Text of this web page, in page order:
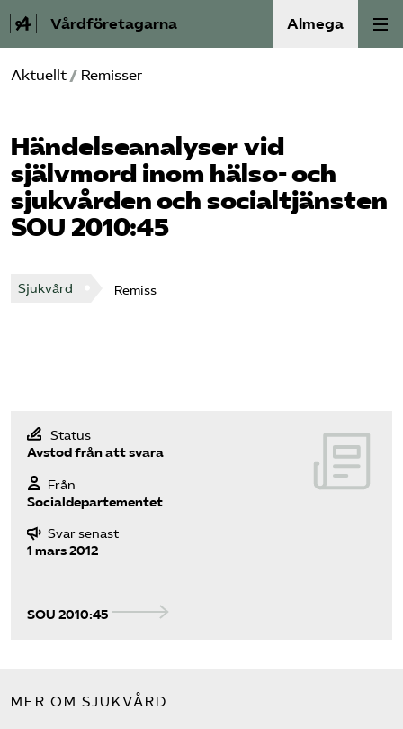
Vårdföretagarna Almega
Välfärdskriminalitet
Valmanifest
Medlemskap
Aktiviteter
Aktuellt / Remisser
Händelseanalyser vid
självmord inom hälso- och
sjukvården och socialtjänsten
SOU 2010:45
Sjukvård Remiss
Status
Avstod från att svara
Från
Socialdepartementet
Svar senast
1 mars 2012
SOU 2010:45
MER OM SJUKVÅRD